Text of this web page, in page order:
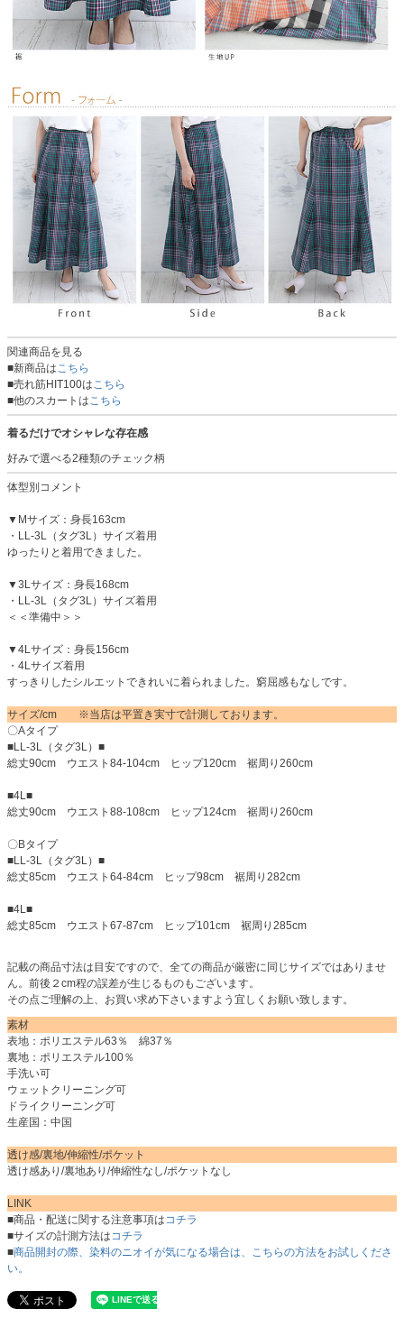
関連商品を見る
■新商品はこちら
■売れ筋HIT100はこちら
■他のスカートはこちら
着るだけでオシャレな存在感
好みで選べる2種類のチェック柄
体型別コメント
▼Mサイズ：身長163cm
・LL-3L（タグ3L）サイズ着用
ゆったりと着用できました。
▼3Lサイズ：身長168cm
・LL-3L（タグ3L）サイズ着用
＜＜準備中＞＞
▼4Lサイズ：身長156cm
・4Lサイズ着用
すっきりしたシルエットできれいに着られました。窮屈感もなしです。
サイズ/cm ※当店は平置き実寸で計測しております。
〇Aタイプ
■LL-3L（タグ3L）■
総丈90cm ウエスト84-104cm ヒップ120cm 裾周り260cm
■4L■
総丈90cm ウエスト88-108cm ヒップ124cm 裾周り260cm
〇Bタイプ
■LL-3L（タグ3L）■
総丈85cm ウエスト64-84cm ヒップ98cm 裾周り282cm
■4L■
総丈85cm ウエスト67-87cm ヒップ101cm 裾周り285cm
記載の商品寸法は目安ですので、全ての商品が厳密に同じサイズではありませ
ん。前後２cm程の誤差が生じるものもございます。
その点ご理解の上、お買い求め下さいますよう宜しくお願い致します。
素材
表地：ポリエステル63％ 綿37％
裏地：ポリエステル100％
手洗い可
ウェットクリーニング可
ドライクリーニング可
生産国：中国
透け感/裏地/伸縮性/ポケット
透け感あり/裏地あり/伸縮性なし/ポケットなし
LINK
■商品・配送に関する注意事項はコチラ
■サイズの計測方法はコチラ
■商品開封の際、染料のニオイが気になる場合は、こちらの方法をお試しくださ
い。